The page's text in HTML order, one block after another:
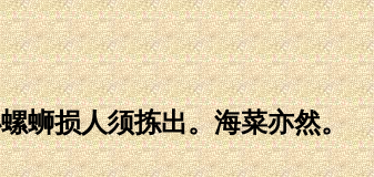
蛳损人须拣出。海菜亦然。